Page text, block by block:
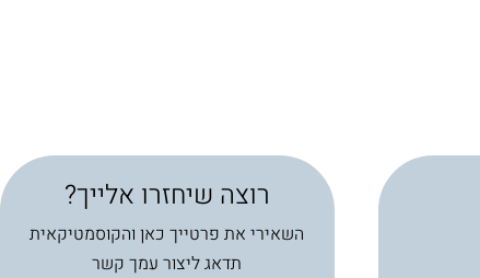
רוצה שיחזרו אלייך?
השאירי את פרטייך כאן והקוסמטיקאית
תדאג ליצור עמך קשר